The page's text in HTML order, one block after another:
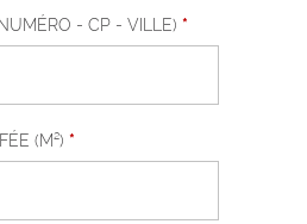
- CP - VILLE) *
(M²) *